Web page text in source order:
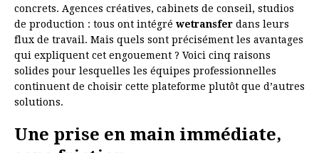
concrets. Agences créatives, cabinets de conseil, studios
de production : tous ont intégré wetransfer dans leurs
flux de travail. Mais quels sont précisément les avantages
qui expliquent cet engouement ? Voici cinq raisons
solides pour lesquelles les équipes professionnelles
continuent de choisir cette plateforme plutôt que d’autres
solutions.
Une prise en main immédiate,